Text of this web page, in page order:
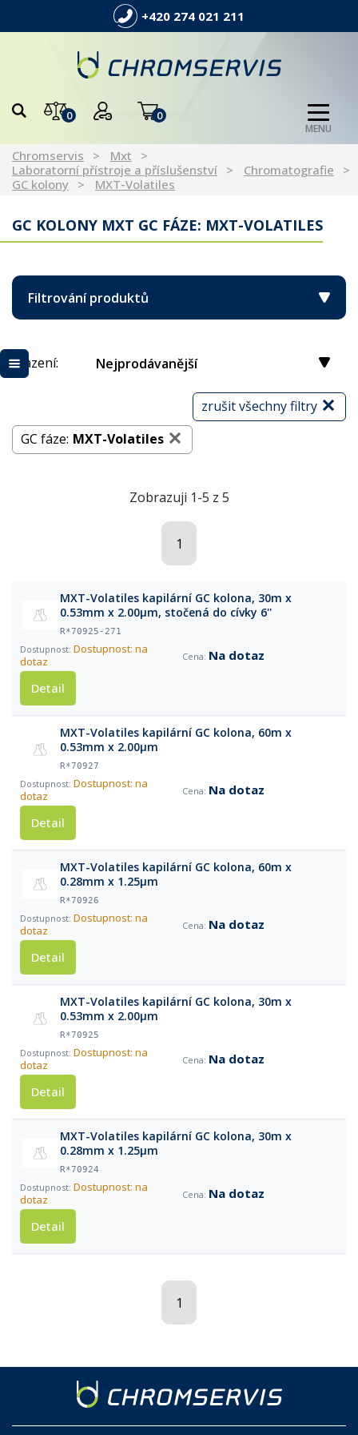
+420 274 021 211
0 0
MENU
Chromservis
Mxt
Laboratorní přístroje a příslušenství
Chromatografie
GC kolony
MXT-Volatiles
GC KOLONY MXT GC FÁZE: MXT-VOLATILES
Filtrování produktů
Řazení: Nejprodávanější
zrušit všechny filtry
GC fáze: MXT-Volatiles
Zobrazuji 1-5 z 5
1
MXT-Volatiles kapilární GC kolona, 30m x
0.53mm x 2.00µm, stočená do cívky 6''
R*70925-271
Dostupnost: na
dotaz
Na dotaz
Detail
MXT-Volatiles kapilární GC kolona, 60m x
0.53mm x 2.00µm
R*70927
Dostupnost: na
dotaz
Na dotaz
Detail
MXT-Volatiles kapilární GC kolona, 60m x
0.28mm x 1.25µm
R*70926
Dostupnost: na
dotaz
Na dotaz
Detail
MXT-Volatiles kapilární GC kolona, 30m x
0.53mm x 2.00µm
R*70925
Dostupnost: na
dotaz
Na dotaz
Detail
MXT-Volatiles kapilární GC kolona, 30m x
0.28mm x 1.25µm
R*70924
Dostupnost: na
dotaz
Na dotaz
Detail
1